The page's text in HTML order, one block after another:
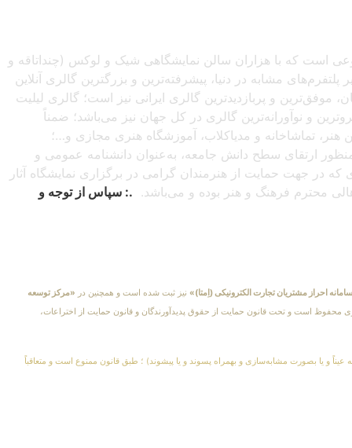
است که با هزاران سالن نمایشگاهی شیک و لوکس (چنداتاقه و
مشابه در دنیا، پیشرفته‌ترین و بزرگترین گالری آنلاین
از سراسرجهان، موفق‌ترین و پربازدیدترین گالری ایرانی نیز است؛ گالری لیلیت
و نوآورانه‌ترین گالری در کل جهان نیز می‌باشد؛ ضمناً
هنر، تماشاخانه و مدیاکلاب، آموزشگاه هنری مجازی و…؛
ارتقای سطح دانش جامعه، به‌عنوان دانشنامه عمومی و
در جهت حمایت از هنرمندان گرامی در برگزاری نمایشگاه آثار
محترم فرهنگ و هنر بوده و می‌باشد. .: سپاس از توجه و
احراز مشتریان تجارت الکترونیکی (اِمتا)» نیز ثبت شده است و همچنین در «مرکز توسعه
حقوق مادی و معنوی محفوظ است و تحت قانون حمایت از حقوق پدیدآورندگان و قانون حمایت از اختراعات،
عیناً و یا بصورت مشابه‌سازی و بهمراه پسوند و یا پیشوند) ؛ طبق قانون ممنوع است و متعاقباً